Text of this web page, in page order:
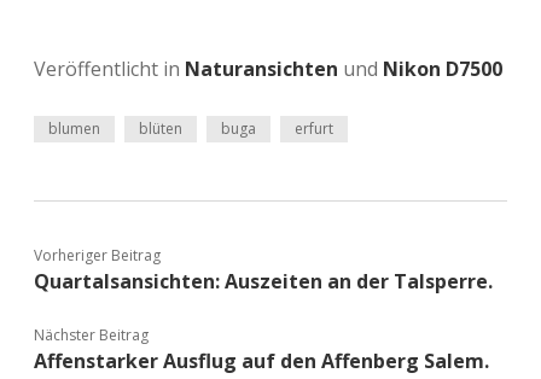
Veröffentlicht in Naturansichten und Nikon D7500
blumen blüten buga erfurt
Vorheriger Beitrag
Quartalsansichten: Auszeiten an der Talsperre.
Nächster Beitrag
Affenstarker Ausflug auf den Affenberg Salem.